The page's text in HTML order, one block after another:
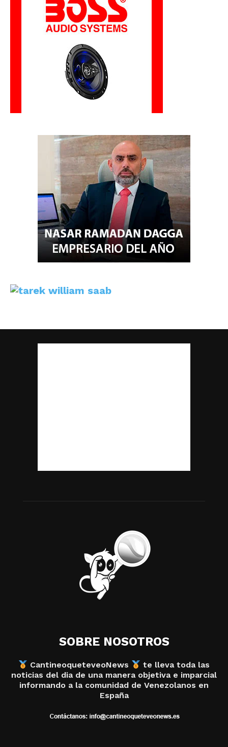
SOBRE NOSOTROS
CantineoqueteveoNews
te lleva toda las
noticias del dia de una manera objetiva e imparcial
informando a la comunidad de Venezolanos en
España